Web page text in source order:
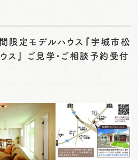
限定モデルハウス『宇城市松
ス』 ご見学・ご相談予約受付
g
a
t
n